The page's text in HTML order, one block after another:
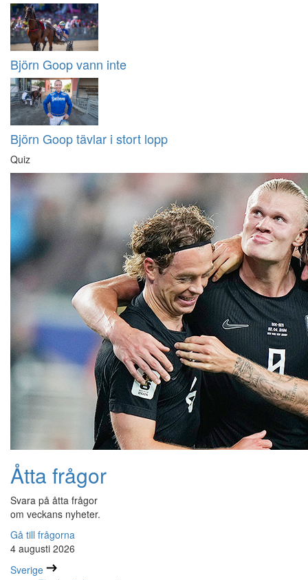
Björn Goop vann inte
Björn Goop tävlar i stort lopp
Quiz
Åtta frågor
Svara på åtta frågor
om veckans nyheter.
Gå till frågorna
4 augusti 2026
Sverige